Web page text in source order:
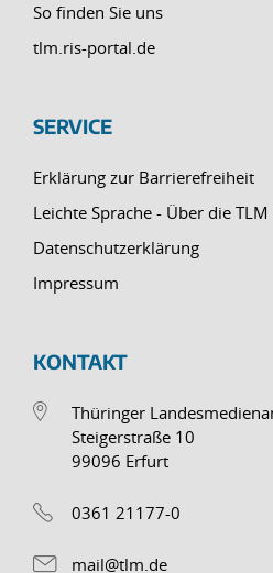
So finden Sie uns
tlm.ris-portal.de
SERVICE
Erklärung zur Barrierefreiheit
Leichte Sprache - Über die TLM
Datenschutzerklärung
Impressum
KONTAKT
Thüringer
Steigerstraße 10
99096 Erfurt
0361 21177-0
mail@tlm.de